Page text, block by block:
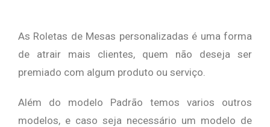
As Roletas de Mesas personalizadas é uma forma
de atrair mais clientes, quem não deseja ser
premiado com algum produto ou serviço.
Além do modelo Padrão temos varios outros
modelos, e caso seja necessário um modelo de